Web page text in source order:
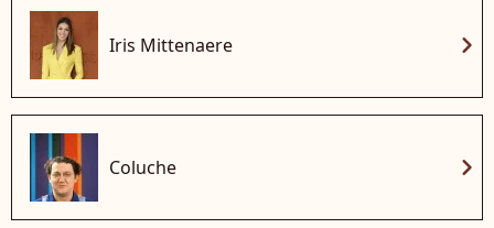
Iris Mittenaere chevron_right
Coluche chevron_right